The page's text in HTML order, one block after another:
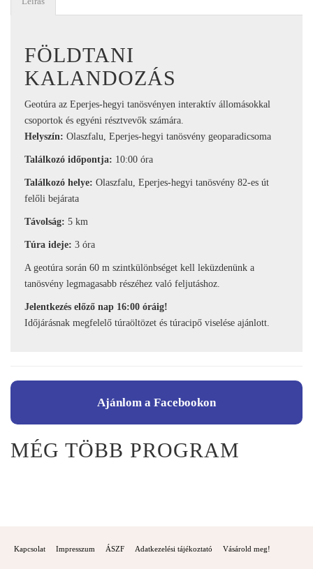
FÖLDTANI
KALANDOZÁS
Geotúra az Eperjes-hegyi tanösvényen interaktív állomásokkal
csoportok és egyéni résztvevők számára.
Helyszín: Olaszfalu, Eperjes-hegyi tanösvény geoparadicsoma
Találkozó időpontja: 10:00 óra
Találkozó helye: Olaszfalu, Eperjes-hegyi tanösvény 82-es út
felőli bejárata
Távolság: 5 km
Túra ideje: 3 óra
A geotúra során 60 m szintkülönbséget kell leküzdenünk a
tanösvény legmagasabb részéhez való feljutáshoz.
Jelentkezés előző nap 16:00 óráig!
Időjárásnak megfelelő túraöltözet és túracipő viselése ajánlott.
Ajánlom a Facebookon
MÉG TÖBB PROGRAM
Kapcsolat Impresszum ÁSZF Adatkezelési tájékoztató Vásárold meg!